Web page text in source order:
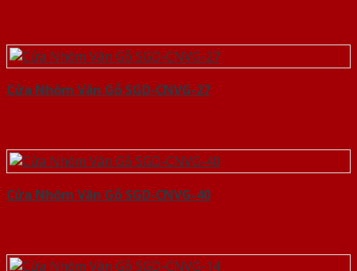
Cửa Nhôm Vân Gỗ SGD-CNVG-27
Cửa Nhôm Vân Gỗ SGD-CNVG-40